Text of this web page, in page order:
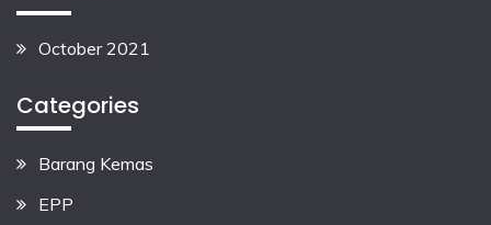
October 2021
Categories
Barang Kemas
EPP